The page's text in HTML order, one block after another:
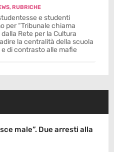
,RUBRICHE
e studenti
per “Tribunale chiama
Rete per la Cultura
la centralità della scuola
di contrasto alle mafie
male”. Due arresti alla